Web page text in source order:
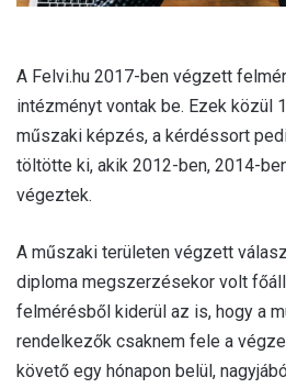
A Felvi.hu 2017-ben végzett
intézményt vontak be. Ezek közül
műszaki képzés, a kérdéssort
töltötte ki, akik 2012-ben, 2014-
végeztek.
A műszaki területen végzett
diploma megszerzésekor volt
felmérésből kiderül az is, hogy a
rendelkezők csaknem fele a
követő egy hónapon belül,